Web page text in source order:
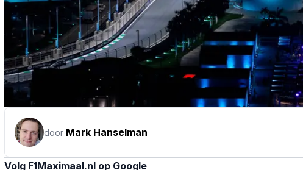
door Mark Hanselman
Volg F1Maximaal.nl op Google